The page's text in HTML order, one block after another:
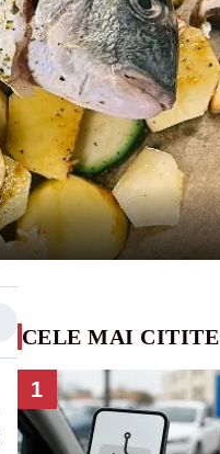
CELE MAI CITITE
1